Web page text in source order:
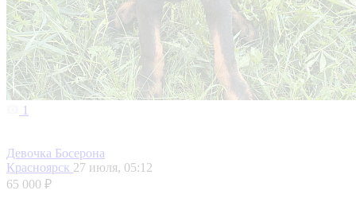
1
Девочка Босерона
Красноярск 27 июля, 05:12
65 000 ₽